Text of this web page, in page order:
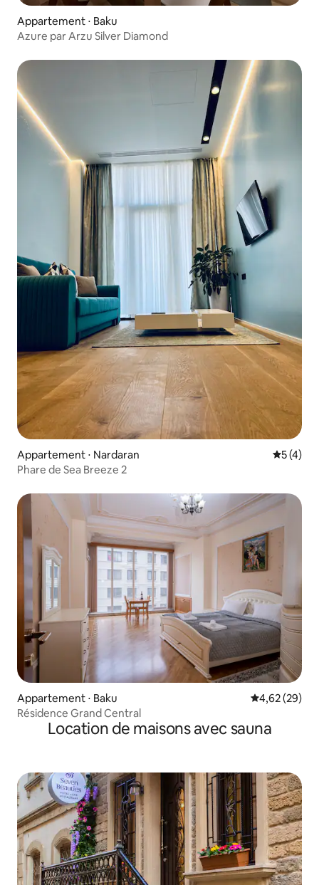
Appartement ⋅ Baku
Azure par Arzu Silver Diamond
Appartement ⋅ Nardaran
5 (4)
Phare de Sea Breeze 2
Appartement ⋅ Baku Évaluation
4,62 (29)
Résidence Grand Central
Location de maisons avec sauna